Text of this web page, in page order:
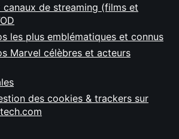
canaux de streaming (films et
les plus emblématiques et connus
Marvel célèbres et acteurs
des cookies & trackers sur